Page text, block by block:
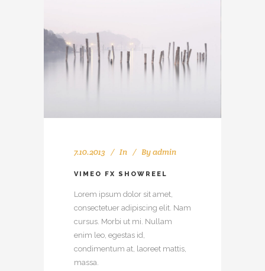
7.10.2013 In Byadmin
VIMEO FX SHOWREEL
Lorem ipsum dolor sit amet,
consectetuer adipiscing elit. Nam
cursus. Morbi ut mi. Nullam
enim leo, egestas id,
condimentum at, laoreet mattis,
massa.